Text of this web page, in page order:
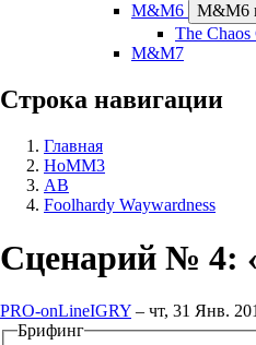
M&M6
M&M6
The Chaos
M&M7
Строка навигации
Главная
HoMM3
AB
Foolhardy Waywardness
Сценарий № 4:
PRO-onLineIGRY – чт, 31 Янв.
Брифинг